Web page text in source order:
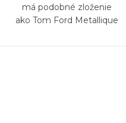
má podobné zloženie
ako Tom Ford Metallique